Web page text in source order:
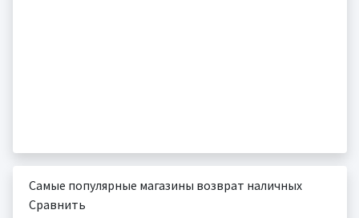
Самые популярные магазины возврат наличных
Сравнить